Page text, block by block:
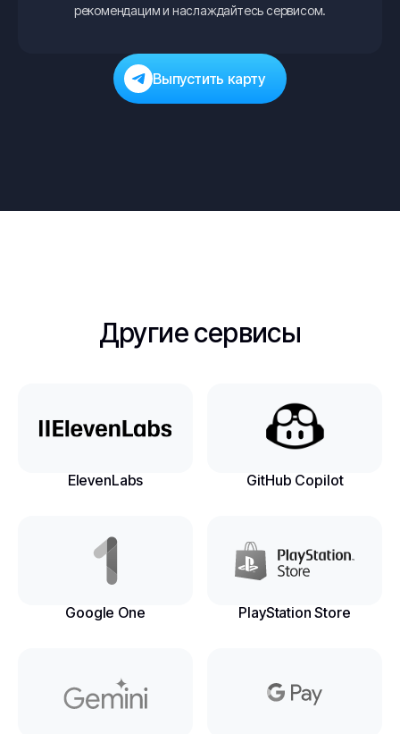
рекомендацим и наслаждайтесь сервисом.
Выпустить карту
Другие сервисы
ElevenLabs GitHub Copilot
Google One PlayStation Store